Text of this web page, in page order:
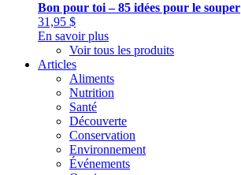
Bon pour toi – 85 idées pour le souper
31,95 $
En savoir plus
Voir tous les produits
Articles
Aliments
Nutrition
Santé
Découverte
Conservation
Environnement
Événements